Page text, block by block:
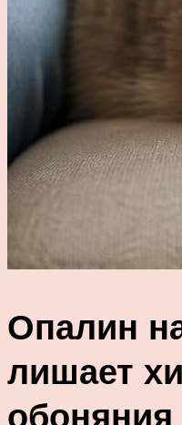
Опалин
лишает
обоняния